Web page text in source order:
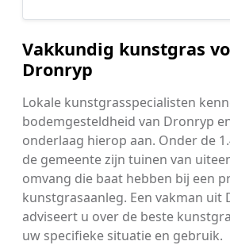
Vakkundig kunstgras
Dronryp
Lokale kunstgrasspecialisten
bodemgesteldheid van Dronryp
onderlaag hierop aan. Onder de
de gemeente zijn tuinen van
omvang die baat hebben bij een
kunstgrasaanleg. Een vakman uit
adviseert u over de beste
uw specifieke situatie en gebruik.